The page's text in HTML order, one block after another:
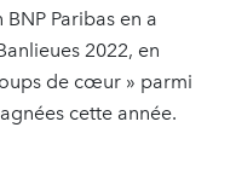
Paribas en a
2022, en
de cœur » parmi
cette année.